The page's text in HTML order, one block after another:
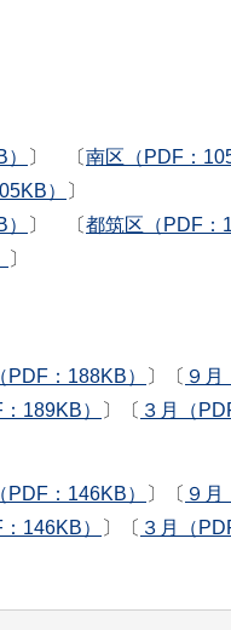
〕 〔南区（PDF：
）
〕
〕 〔都筑区（PDF：
〕
PDF：188KB） 〕〔 ９月
189KB） 〕〔 ３月（
PDF：146KB） 〕〔 ９月
146KB） 〕〔 ３月（